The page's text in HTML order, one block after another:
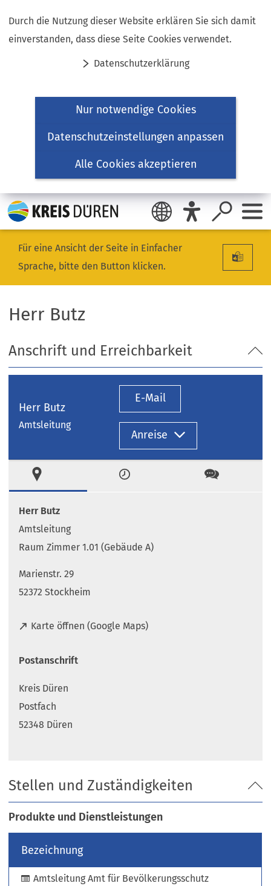
Durch die Nutzung dieser Website erklären Sie sich damit
einverstanden, dass diese Seite Cookies verwendet.
Datenschutzerklärung
Nur notwendige Cookies
Datenschutzeinstellungen anpassen
Alle Cookies akzeptieren
Inhalt anspringen
Für eine Ansicht der Seite in Einfacher
Sprache, bitte den Button klicken.
Herr Butz
Anschrift und Erreichbarkeit
Herr Butz
Amtsleitung
E-Mail
Anreise
Zeiten Kontakt
Herr Butz
Amtsleitung
Raum Zimmer 1.01 (Gebäude A)
Marienstr. 29
52372 Stockheim
Karte öffnen (Google Maps)
(
f
e
t
i
e
m
n
e
n
T
Postanschrift
Kreis Düren
Postfach
52348 Düren
Stellen und Zuständigkeiten
Produkte und Dienstleistungen
Bezeichnung
Amtsleitung Amt für Bevölkerungsschutz